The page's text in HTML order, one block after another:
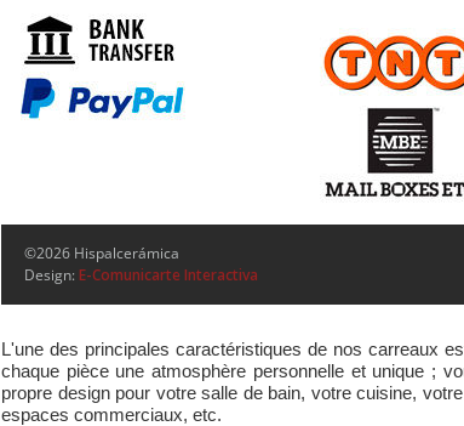
©2026 Hispalcerámica
Design: E-Comunicarte Interactiva
L'une des principales caractéristiques de nos carreaux
chaque pièce une atmosphère personnelle et unique ;
propre design pour votre salle de bain, votre cuisine,
espaces commerciaux, etc.